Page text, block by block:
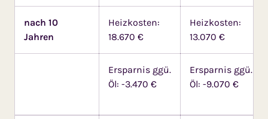
nach 10
Jahren
Heizkosten:
18.670 €
Heizkosten:
13.070 €
Ersparnis ggü.
Öl: -3.470 €
Ersparnis ggü.
Öl: -9.070 €